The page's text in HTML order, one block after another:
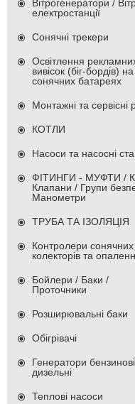
Вітрогенератори /
електростанції
Сонячні трекери
Освітлення
вивісок (біг-бордів) на
сонячних батареях
Монтажні та сервісні
КОТЛИ
Насоси та насосні
ФІТИНГИ - МУФТИ /
Клапани / Групи
Манометри
ТРУБА ТА ІЗОЛЯЦІЯ
Контролери сонячних
колекторів та
Бойлери / Баки /
Проточники
Розширювальні баки
Обігрівачі
Генератори бензинові
дизельні
Теплові насоси